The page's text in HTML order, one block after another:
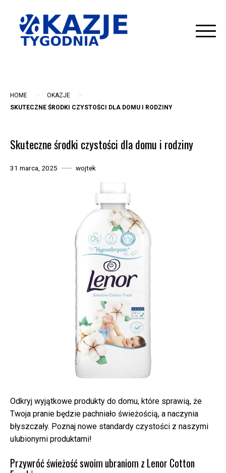
content
HOME > OKAZJE >
SKUTECZNE ŚRODKI CZYSTOŚCI DLA DOMU I RODZINY
Skuteczne środki czystości dla domu i rodziny
31 marca, 2025 wojtek
Odkryj wyjątkowe produkty do domu, które sprawią, że
Twoja pranie będzie pachniało świeżością, a naczynia
błyszczały. Poznaj nowe standardy czystości z naszymi
ulubionymi produktami!
Przywróć świeżość swoim ubraniom z Lenor Cotton